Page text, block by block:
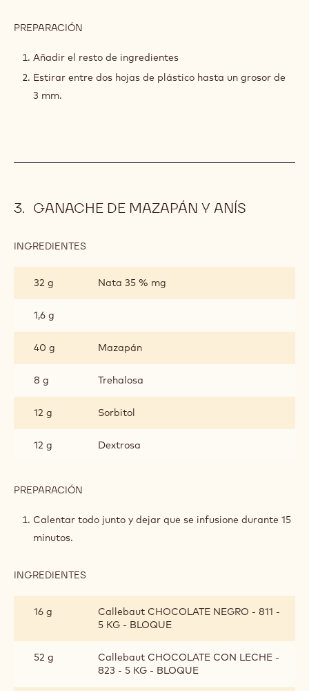
PREPARACIÓN
DE
SARRACENO
Añadir el resto de ingredientes
Estirar entre dos hojas de plástico hasta un grosor de
3 mm.
GANACHE DE MAZAPÁN Y ANÍS
INGREDIENTES
MAZAPÁN
Y
32 g Nata 35 % mg
1,6 g
40 g Mazapán
8 g Trehalosa
12 g Sorbitol
12 g Dextrosa
PREPARACIÓN
DE
MAZAPÁN
Calentar todo junto y dejar que se infusione durante 15
minutos.
INGREDIENTES
MAZAPÁN
ANÍS
16 g
Callebaut CHOCOLATE NEGRO - 811 -
5 KG - BLOQUE
52 g
Callebaut CHOCOLATE CON LECHE -
823 - 5 KG - BLOQUE